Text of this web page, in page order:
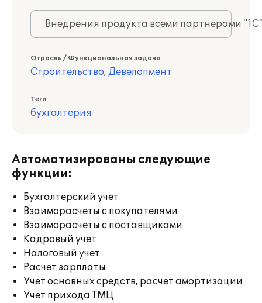
Внедрения продукта всеми партнерами
Отрасль / Функциональная задача
Строительство, Девелопмент
Теги
бухгалтерия
Автоматизированы следующие
функции:
Бухгалтерский учет
Взаиморасчеты с покупателями
Взаиморасчеты с поставщиками
Кадровый учет
Налоговый учет
Расчет зарплаты
Учет основных средств, расчет амортизации
Учет прихода ТМЦ